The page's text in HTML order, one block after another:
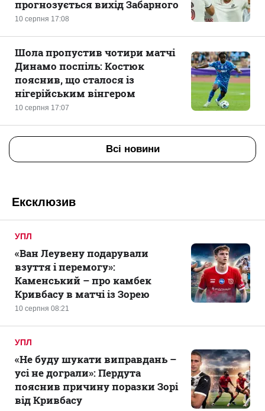
10 серпня 17:08
прогнозується вихід Забарного
10 серпня 17:07
Шола пропустив чотири матчі
Динамо поспіль: Костюк
пояснив, що сталося із
нігерійським вінгером
Всі новини
Ексклюзив
УПЛ
10 серпня 08:21
«Ван Леувену подарували
взуття і перемогу»:
Каменський – про камбек
Кривбасу в матчі із Зорею
УПЛ
«Не буду шукати виправдань –
усі не дограли»: Пердута
пояснив причину поразки Зорі
від Кривбасу